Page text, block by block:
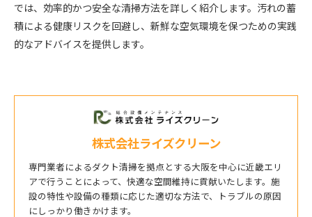
では、効率的かつ安全な清掃方法を詳しく紹介します。汚れの蓄
積による健康リスクを回避し、新鮮な空気環境を保つための実践
的なアドバイスを提供します。
株式会社ライズクリーン
専門業者によるダクト清掃を拠点とする大阪を中心に近畿エリ
アで行うことによって、快適な空間維持に貢献いたします。施
設の特性や設備の種類に応じた適切な方法で、トラブルの原因
にしっかり働きかけます。